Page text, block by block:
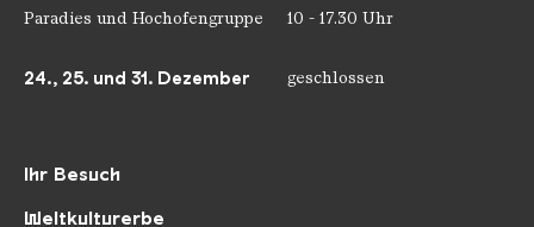
Ihr Besuch
Weltkulturerbe
Paradies und Hochofengruppe 10 - 17.30 Uhr
24., 25. und 31. Dezember geschlossen